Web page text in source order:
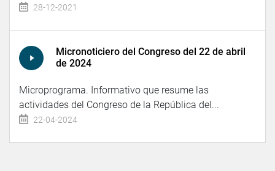
28-12-2021
Micronoticiero del Congreso del 22 de abril
de 2024
Microprograma. Informativo que resume las
actividades del Congreso de la República del...
22-04-2024